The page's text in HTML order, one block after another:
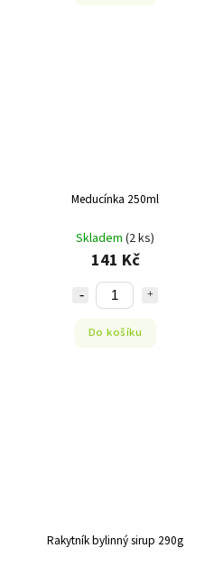
Meducínka 250ml
Skladem (2 ks)
141 Kč
Do košíku
Rakytník bylinný sirup 290g